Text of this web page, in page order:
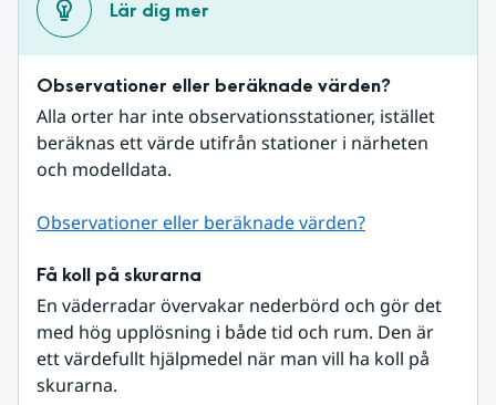
Lär dig mer
Observationer eller beräknade värden?
Alla orter har inte observationsstationer, istället
beräknas ett värde utifrån stationer i närheten
och modelldata.
Observationer eller beräknade värden?
Få koll på skurarna
En väderradar övervakar nederbörd och gör det
med hög upplösning i både tid och rum. Den är
ett värdefullt hjälpmedel när man vill ha koll på
skurarna.